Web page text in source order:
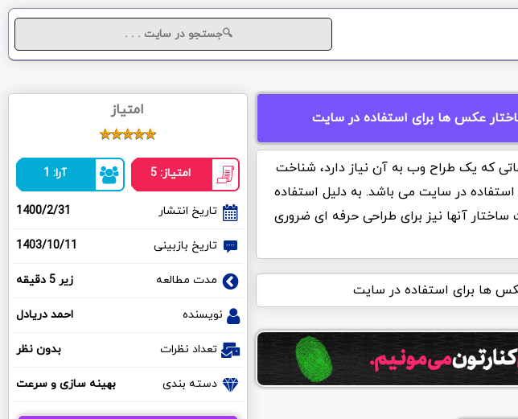
عکس ها برای استفاده در سایت
که یک طراح وب به آن نیاز دارد، شناخت
در سایت می باشد. به دلیل استفاده
ساختار آنها نیز برای طراحی حرفه ای ضروری
ها برای استفاده در سایت
امتیاز
امتیاز: 5 آرا: 1
تاریخ انتشار 1400/2/31
تاریخ بازبینی 1403/10/11
مدت مطالعه زیر 5 دقیقه
نویسنده احمد دریادل
تعداد نظرات بدون نظر
دسته بندی بهینه سازی و سرعت